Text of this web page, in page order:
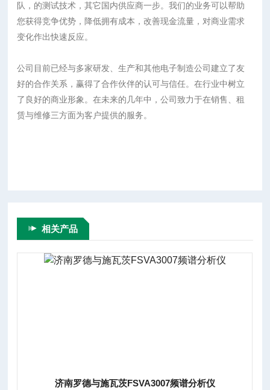
队，的测试技术，其它国内供应商一步。我们的业务可以帮助
您获得竞争优势，降低拥有成本，改善现金流量，对商业需求
变化作出快速反应。
公司目前已经与多家研发、生产和其他电子制造公司建立了友
好的合作关系，赢得了合作伙伴的认可与信任。在行业中树立
了良好的商业形象。在未来的几年中，公司致力于在销售、租
赁与维修三方面为客户提供的服务。
相关产品
济南罗德与施瓦茨FSVA3007频谱分析仪